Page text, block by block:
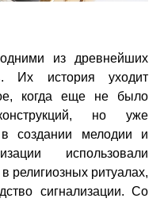
из древнейших
Их история уходит
когда еще не было
но уже
в создании мелодии и
использовали
религиозных ритуалах,
сигнализации. Со